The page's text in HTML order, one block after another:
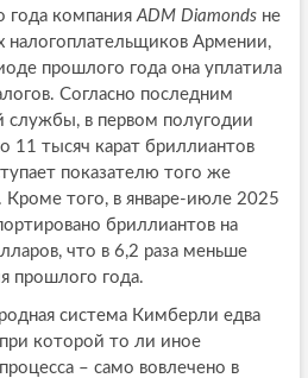
года компания ADM Diamonds не
налогоплательщиков Армении,
прошлого года она уплатила
Согласно последним
службы, в первом полугодии
11 тысяч карат бриллиантов
показателю того же
Кроме того, в январе-июле 2025
бриллиантов на
что в 6,2 раза меньше
прошлого года.
система Кимберли едва
которой то ли иное
– само вовлечено в